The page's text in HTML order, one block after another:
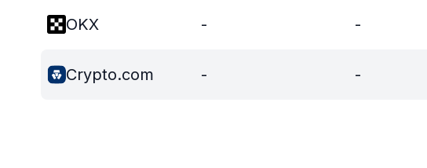
OKX - -
Crypto.com - -